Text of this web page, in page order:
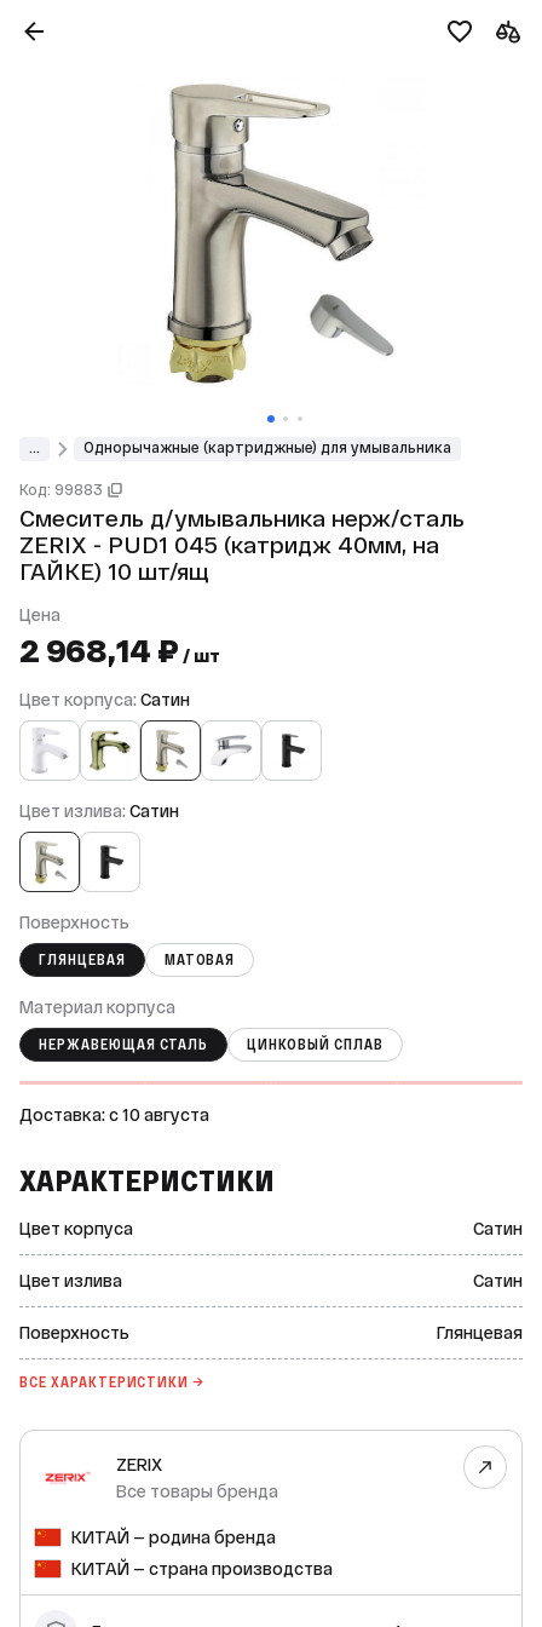
Однорычажные (картриджные) для умывальника
Код: 99883
Смеситель д/умывальника нерж/сталь
ZERIX - PUD1 045 (катридж 40мм, на
ГАЙКЕ) 10 шт/ящ
Цена
2 968,14 ₽ / шт
Цвет корпуса: Сатин
Цвет излива: Сатин
Поверхность
ГЛЯНЦЕВАЯ МАТОВАЯ
Материал корпуса
НЕРЖАВЕЮЩАЯ СТАЛЬ ЦИНКОВЫЙ СПЛАВ
Доставка: c 10 августа
ХАРАКТЕРИСТИКИ
Цвет корпуса Сатин
Цвет излива Сатин
Поверхность Глянцевая
ВСЕ ХАРАКТЕРИСТИКИ →
ZERIX
Все товары бренда
КИТАЙ — родина бренда
КИТАЙ — страна производства